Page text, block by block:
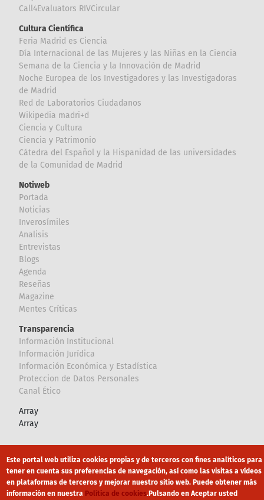
Call4Evaluators RIVCircular
Cultura Científica
Feria Madrid es Ciencia
Día Internacional de las Mujeres y las Niñas en la Ciencia
Semana de la Ciencia y la Innovación de Madrid
Noche Europea de los Investigadores y las Investigadoras
de Madrid
Red de Laboratorios Ciudadanos
Wikipedia madri+d
Ciencia y Cultura
Ciencia y Patrimonio
Cátedra del Español y la Hispanidad de las universidades
de la Comunidad de Madrid
Notiweb
Portada
Noticias
Inverosímiles
Analisis
Entrevistas
Blogs
Agenda
Reseñas
Magazine
Mentes Críticas
Transparencia
Información Institucional
Información Jurídica
Información Económica y Estadística
Proteccion de Datos Personales
Canal Ético
Array
Array
Canal Ético eduroam Mapa Web
Política privacidad Política de cookies
Este portal web utiliza cookies propias y de terceros con fines analíticos para
tener en cuenta sus preferencias de navegación, así como las visitas a vídeos
en plataformas de terceros y mejorar nuestro sitio web. Puede obtener más
información en nuestra Política de cookies.Pulsando en Aceptar usted